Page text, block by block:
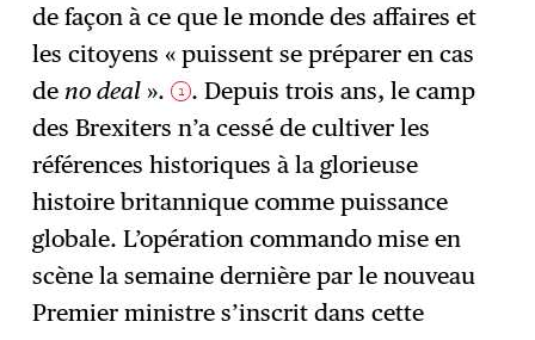
de façon à ce que le monde des affaires et
les citoyens « puissent se préparer en cas
de no deal ». 1 . Depuis trois ans, le camp
des Brexiters n’a cessé de cultiver les
références historiques à la glorieuse
histoire britannique comme puissance
globale. L’opération commando mise en
scène la semaine dernière par le nouveau
Premier ministre s’inscrit dans cette